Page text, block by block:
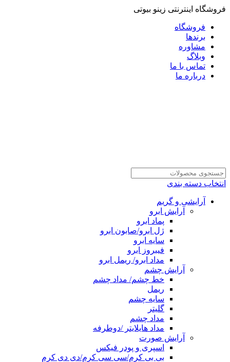
فروشگاه اینترنتی زینو بیوتی
فروشگاه
برندها
مشاوره
وبلاگ
تماس با ما
درباره ما
انتخاب دسته بندی
آرایشی و گریم
آرایش ابرو
پماد ابرو
ژل ابرو/صابون ابرو
سایه ابرو
فیبروز ابرو
مداد ابرو/ ریمل ابرو
آرایش چشم
خط چشم/ مداد چشم
ریمل
سایه چشم
گلیتر
مداد چشم
مداد هایلایتر /دوطرفه
آرایش صورت
اسپری و پودر فیکس
بی بی کرم/سی سی کرم/دی دی کرم